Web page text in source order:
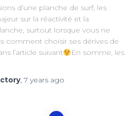
d’une planche de surf, les
sur la réactivité et la
surtout lorsque vous ne
comment choisir ses dérives de
l’article suivant
En somme, les
, 7 years ago